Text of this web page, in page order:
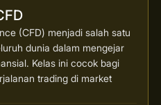
(CFD) menjadi salah satu
dunia dalam mengejar
Kelas ini cocok bagi
trading di market